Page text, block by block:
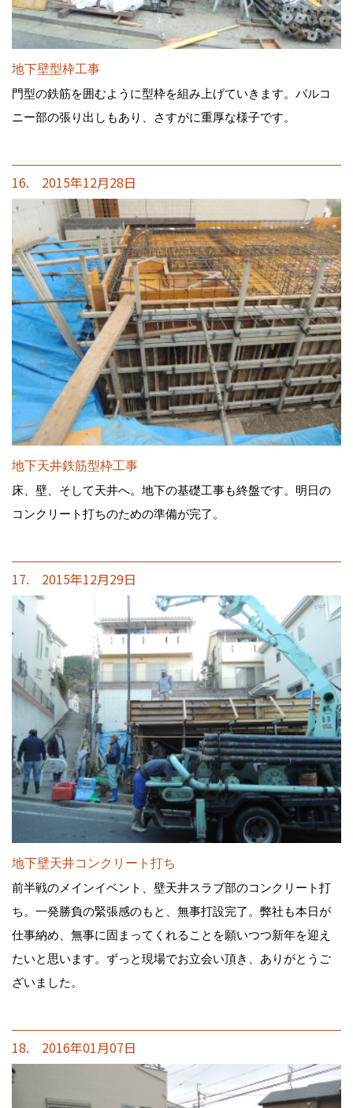
地下壁型枠工事
門型の鉄筋を囲むように型枠を組み上げていきます。バルコ
ニー部の張り出しもあり、さすがに重厚な様子です。
16. 2015年12月28日
地下天井鉄筋型枠工事
床、壁、そして天井へ。地下の基礎工事も終盤です。明日の
コンクリート打ちのための準備が完了。
17. 2015年12月29日
地下壁天井コンクリート打ち
前半戦のメインイベント、壁天井スラブ部のコンクリート打
ち。一発勝負の緊張感のもと、無事打設完了。弊社も本日が
仕事納め、無事に固まってくれることを願いつつ新年を迎え
たいと思います。ずっと現場でお立会い頂き、ありがとうご
ざいました。
18. 2016年01月07日